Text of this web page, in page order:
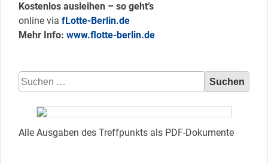
Kostenlos ausleihen – so geht’s
online via fLotte-Berlin.de
Mehr Info: www.flotte-berlin.de
Suchen
nach:
Alle Ausgaben des Treffpunkts als PDF-Dokumente